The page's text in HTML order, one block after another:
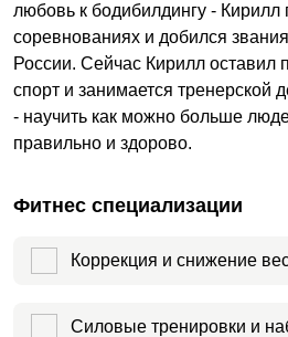
любовь к бодибилдингу - Кирилл
соревнованиях и добился
России. Сейчас Кирилл оставил
спорт и занимается тренерской
- научить как можно больше
правильно и здорово.
Фитнес специализации
Коррекция и снижение
Силовые тренировки и